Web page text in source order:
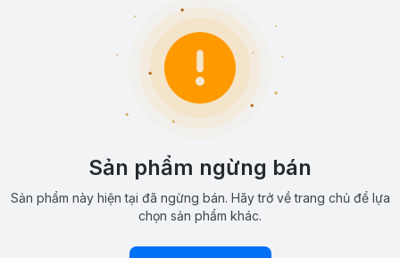
Sản phẩm ngừng bán
Sản phẩm này hiện tại đã ngừng bán. Hãy trở về trang chủ để lựa
chọn sản phẩm khác.